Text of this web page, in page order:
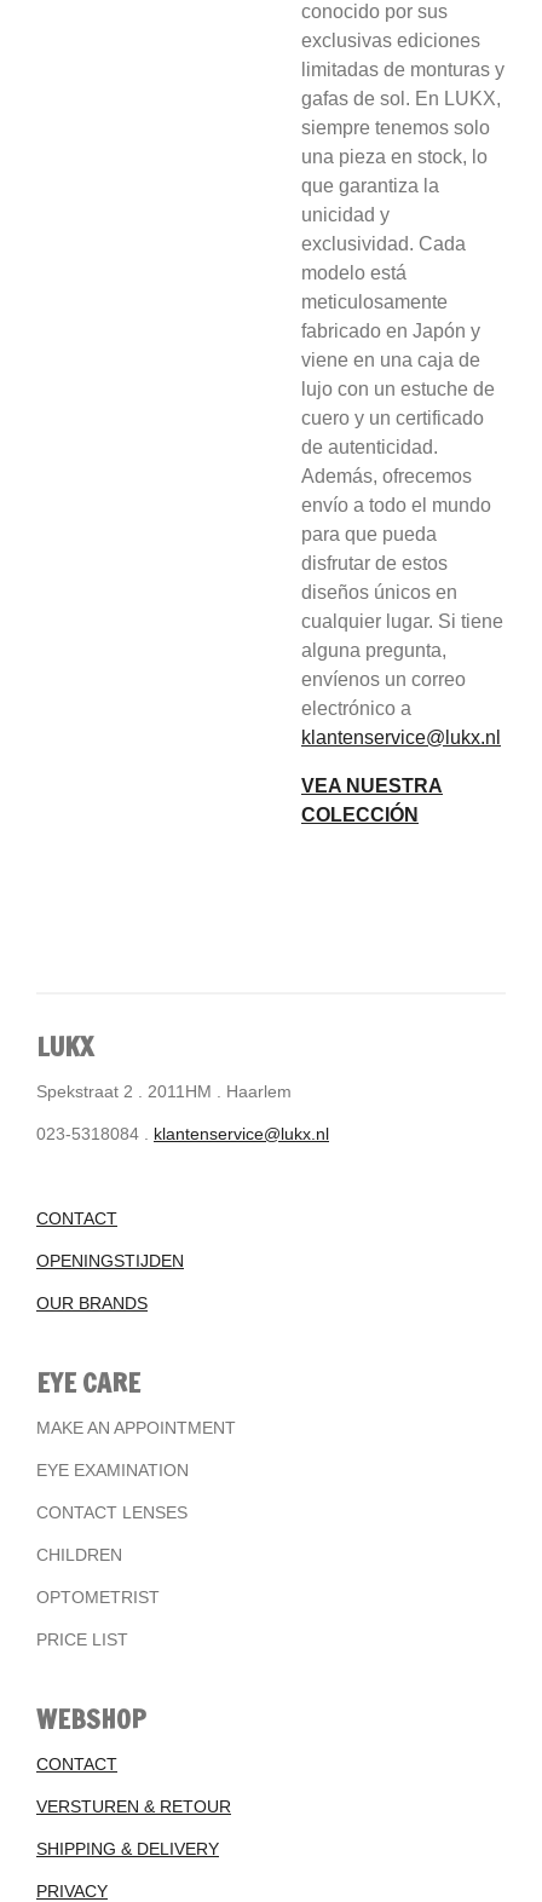
conocido por sus
exclusivas ediciones
limitadas de monturas y
gafas de sol. En LUKX,
siempre tenemos solo
una pieza en stock, lo
que garantiza la
unicidad y
exclusividad. Cada
modelo está
meticulosamente
fabricado en Japón y
viene en una caja de
lujo con un estuche de
cuero y un certificado
de autenticidad.
Además, ofrecemos
envío a todo el mundo
para que pueda
disfrutar de estos
diseños únicos en
cualquier lugar. Si tiene
alguna pregunta,
envíenos un correo
electrónico a
klantenservice@lukx.nl
VEA NUESTRA
COLECCIÓN
LUKX
Spekstraat 2 . 2011HM . Haarlem
023-5318084 . klantenservice@lukx.nl
CONTACT
OPENINGSTIJDEN
OUR BRANDS
EYE CARE
MAKE AN APPOINTMENT
EYE EXAMINATION
CONTACT LENSES
CHILDREN
OPTOMETRIST
PRICE LIST
WEBSHOP
CONTACT
VERSTUREN & RETOUR
SHIPPING & DELIVERY
PRIVACY